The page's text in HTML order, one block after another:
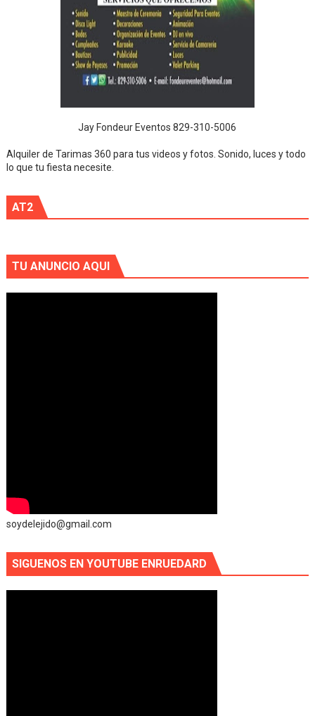
Jay Fondeur Eventos 829-310-5006
Alquiler de Tarimas 360 para tus videos y fotos. Sonido, luces y todo
lo que tu fiesta necesite.
AT2
TU ANUNCIO AQUI
soydelejido@gmail.com
SIGUENOS EN YOUTUBE ENRUEDARD